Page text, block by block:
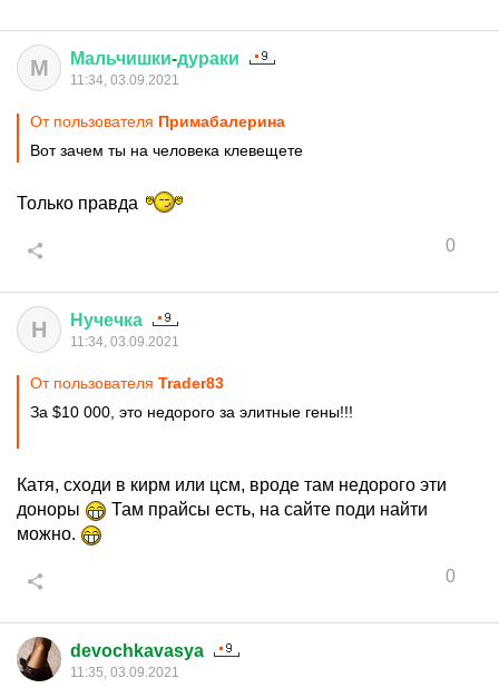
М Мальчишки-дураки
11:34, 03.09.2021
От пользователя Примaбaлерина
Вот зачем ты на человека клевещете
Только правда
0
Н Нучечка
11:34, 03.09.2021
От пользователя Trader83
За $10 000, это недорого за элитные гены!!!
Катя, сходи в кирм или цсм, вроде там недорого эти
доноры
Там прайсы есть, на сайте поди найти
можно.
0
devochkavasya
11:35, 03.09.2021